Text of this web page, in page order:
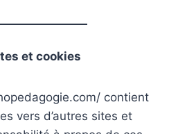
et cookies
contient
vers d’autres sites et